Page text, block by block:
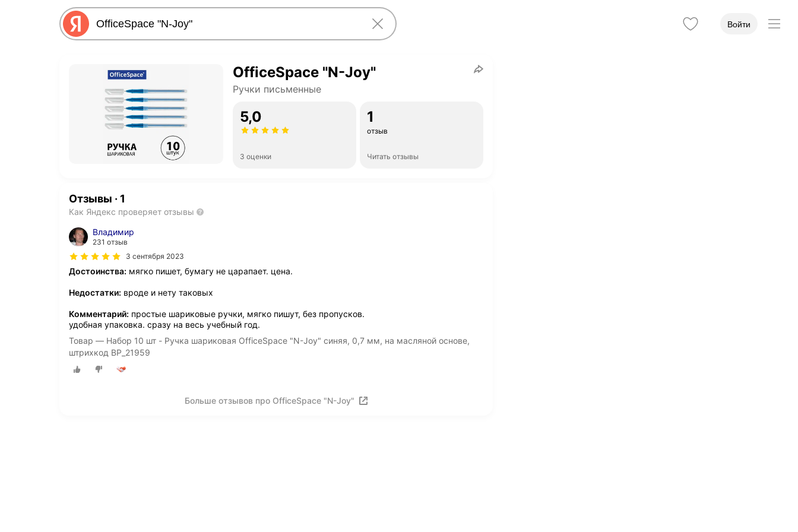
Войти
OfficeSpace "N-Joy"
Ручки письменные
5,0
3 оценки
1
отзыв
Читать отзывы
Отзывы · 1
Как Яндекс проверяет отзывы
Владимир
231 отзыв
3 сентября 2023
Достоинства: мягко пишет, бумагу не царапает. цена.
Недостатки: вроде и нету таковых
Комментарий: простые шариковые ручки, мягко пишут, без пропусков.
удобная упаковка. сразу на весь учебный год.
Товар — Набор 10 шт - Ручка шариковая OfficeSpace "N-Joy" синяя, 0,7 мм, на масляной основе,
штрихкод BP_21959
Больше отзывов про OfficeSpace "N-Joy"